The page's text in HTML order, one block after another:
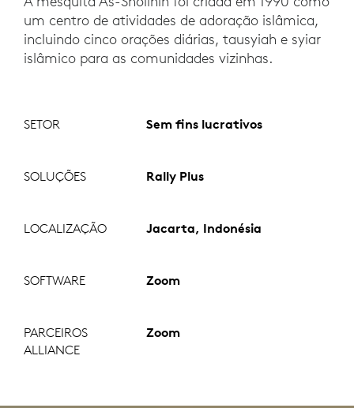
um centro de atividades de adoração islâmica,
incluindo cinco orações diárias, tausyiah e syiar
islâmico para as comunidades vizinhas.
SETOR Sem fins lucrativos
SOLUÇÕES Rally Plus
LOCALIZAÇÃO Jacarta, Indonésia
SOFTWARE Zoom
PARCEIROS
ALLIANCE
Zoom